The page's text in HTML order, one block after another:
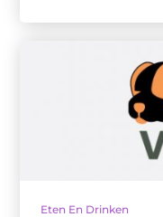
Eten En Drinken